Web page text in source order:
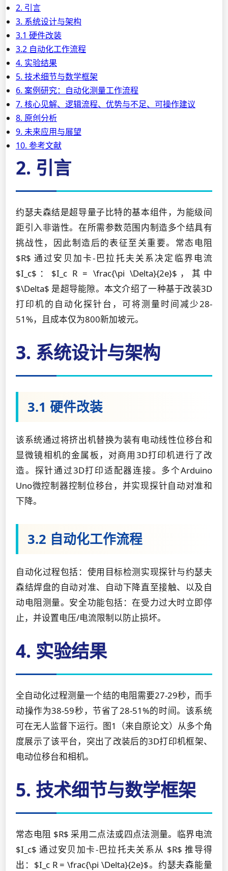
2. 引言
3. 系统设计与架构
3.1 硬件改装
3.2 自动化工作流程
4. 实验结果
5. 技术细节与数学框架
6. 案例研究：自动化测量工作流程
7. 核心见解、逻辑流程、优势与不足、可操作建议
8. 原创分析
9. 未来应用与展望
10. 参考文献
2. 引言
约瑟夫森结是超导量子比特的基本组件，为能级间
距引入非谐性。在所需参数范围内制造多个结具有
挑战性，因此制造后的表征至关重要。常态电阻
$R$ 通过安贝加卡-巴拉托夫关系决定临界电流
$I_c$：$I_c R = \frac{\pi \Delta}{2e}$，其中
$\Delta$ 是超导能隙。本文介绍了一种基于改装3D
打印机的自动化探针台，可将测量时间减少28-
51%，且成本仅为800新加坡元。
3. 系统设计与架构
3.1 硬件改装
该系统通过将挤出机替换为装有电动线性位移台和
显微镜相机的金属板，对商用3D打印机进行了改
造。探针通过3D打印适配器连接。多个Arduino
Uno微控制器控制位移台，并实现探针自动对准和
下降。
3.2 自动化工作流程
自动化过程包括：使用目标检测实现探针与约瑟夫
森结焊盘的自动对准、自动下降直至接触、以及自
动电阻测量。安全功能包括：在受力过大时立即停
止，并设置电压/电流限制以防止损坏。
4. 实验结果
全自动化过程测量一个结的电阻需要27-29秒，而手
动操作为38-59秒，节省了28-51%的时间。该系统
可在无人监督下运行。图1（来自原论文）从多个角
度展示了该平台，突出了改装后的3D打印机框架、
电动位移台和相机。
5. 技术细节与数学框架
常态电阻 $R$ 采用二点法或四点法测量。临界电流
$I_c$ 通过安贝加卡-巴拉托夫关系从 $R$ 推导得
出：$I_c R = \frac{\pi \Delta}{2e}$。约瑟夫森能量